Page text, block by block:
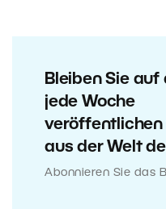
Bleiben Sie
jede Woche
veröffentlichen
aus der Welt
Abonnieren Sie das